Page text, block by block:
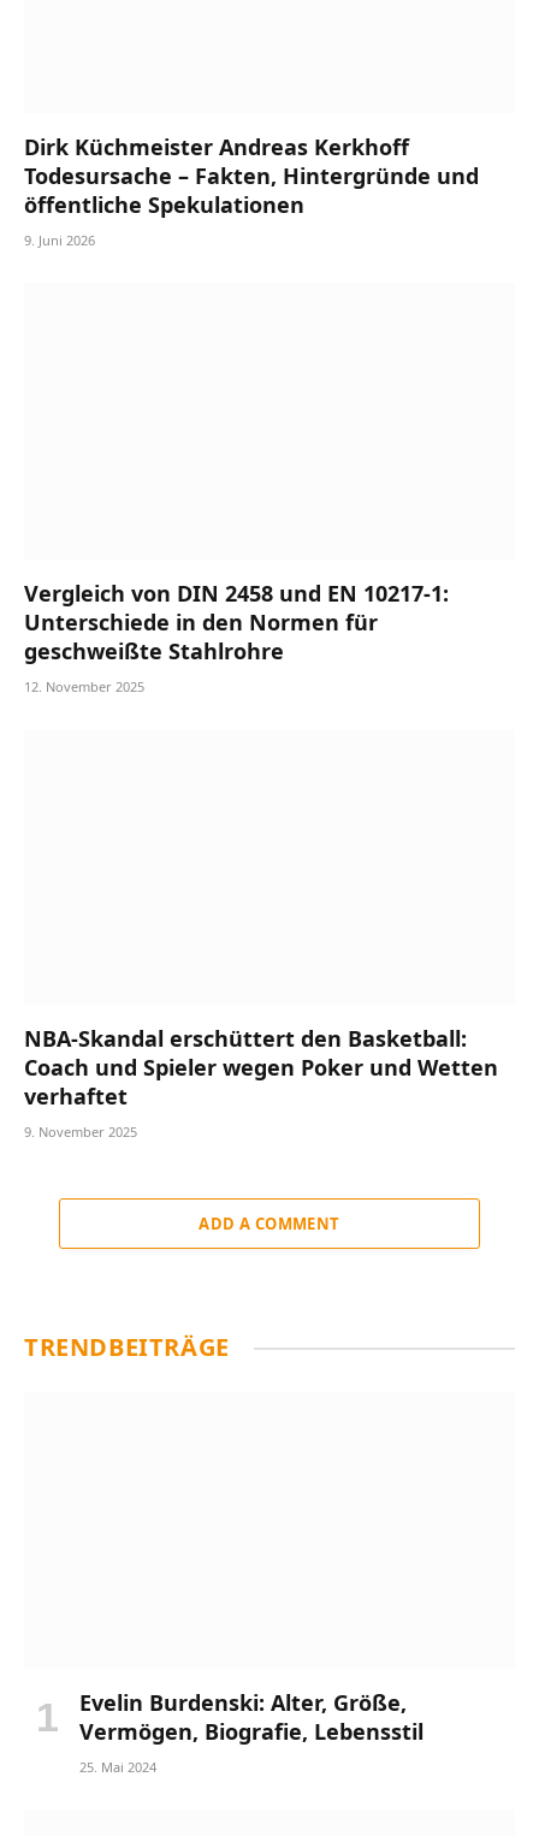
Dirk Küchmeister Andreas Kerkhoff
Todesursache – Fakten, Hintergründe und
öffentliche Spekulationen
9. Juni 2026
Vergleich von DIN 2458 und EN 10217-1:
Unterschiede in den Normen für
geschweißte Stahlrohre
12. November 2025
NBA-Skandal erschüttert den Basketball:
Coach und Spieler wegen Poker und Wetten
verhaftet
9. November 2025
ADD A COMMENT
TRENDBEITRÄGE
Evelin Burdenski: Alter, Größe,
Vermögen, Biografie, Lebensstil
25. Mai 2024